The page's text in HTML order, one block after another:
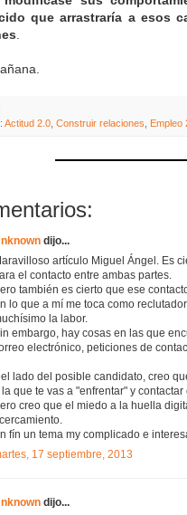
que arrastraría a esos
Actitud 2.0 Construir relaciones Empleo
dijo...
artículo Miguel Ángel. Es
el contacto entre ambas partes.
también es cierto que ese
lo que a mí me toca como
la labor.
embargo, hay cosas en las que
electrónico, peticiones de
lado del posible candidato, creo
la que te vas a "enfrentar" y
creo que el miedo a la huella
fín un tema my complicado e
17 septiembre, 2013
dijo...